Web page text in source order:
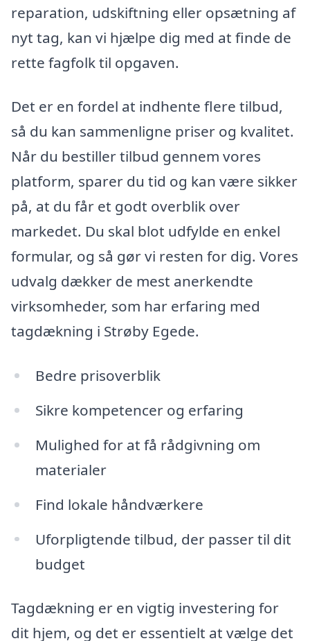
reparation, udskiftning eller opsætning af
nyt tag, kan vi hjælpe dig med at finde de
rette fagfolk til opgaven.
Det er en fordel at indhente flere tilbud,
så du kan sammenligne priser og kvalitet.
Når du bestiller tilbud gennem vores
platform, sparer du tid og kan være sikker
på, at du får et godt overblik over
markedet. Du skal blot udfylde en enkel
formular, og så gør vi resten for dig. Vores
udvalg dækker de mest anerkendte
virksomheder, som har erfaring med
tagdækning i Strøby Egede.
Bedre prisoverblik
Sikre kompetencer og erfaring
Mulighed for at få rådgivning om
materialer
Find lokale håndværkere
Uforpligtende tilbud, der passer til dit
budget
Tagdækning er en vigtig investering for
dit hjem, og det er essentielt at vælge det